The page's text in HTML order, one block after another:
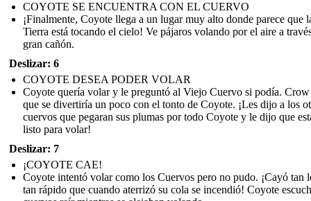
COYOTE SE ENCUENTRA CON EL CUERVO
¡Finalmente, Coyote llega a un lugar muy alto donde parece que
Tierra está tocando el cielo! Ve pájaros volando por el aire a
gran cañón.
Deslizar: 6
COYOTE DESEA PODER VOLAR
Coyote quería volar y le preguntó al Viejo Cuervo si podía. Crow
que se divertiría un poco con el tonto de Coyote. ¡Les dijo a los
cuervos que pegaran sus plumas por todo Coyote y le dijo que
listo para volar!
Deslizar: 7
¡COYOTE CAE!
Coyote intentó volar como los Cuervos pero no pudo. ¡Cayó tan
tan rápido que cuando aterrizó su cola se incendió! Coyote